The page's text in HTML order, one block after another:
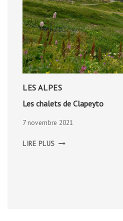
LES ALPES
Les chalets de Clapeyto
7 novembre 2021
LIRE PLUS CHALETS